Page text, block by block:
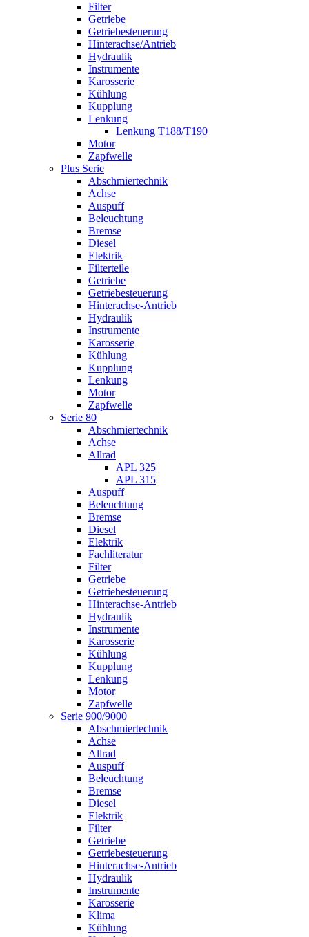
Filter
Getriebe
Getriebesteuerung
Hinterachse/Antrieb
Hydraulik
Instrumente
Karosserie
Kühlung
Kupplung
Lenkung
Lenkung T188/T190
Motor
Zapfwelle
Plus Serie
Abschmiertechnik
Achse
Auspuff
Beleuchtung
Bremse
Diesel
Elektrik
Filterteile
Getriebe
Getriebesteuerung
Hinterachse-Antrieb
Hydraulik
Instrumente
Karosserie
Kühlung
Kupplung
Lenkung
Motor
Zapfwelle
Serie 80
Abschmiertechnik
Achse
Allrad
APL 325
APL 315
Auspuff
Beleuchtung
Bremse
Diesel
Elektrik
Fachliteratur
Filter
Getriebe
Getriebesteuerung
Hinterachse-Antrieb
Hydraulik
Instrumente
Karosserie
Kühlung
Kupplung
Lenkung
Motor
Zapfwelle
Serie 900/9000
Abschmiertechnik
Achse
Allrad
Auspuff
Beleuchtung
Bremse
Diesel
Elektrik
Filter
Getriebe
Getriebesteuerung
Hinterachse-Antrieb
Hydraulik
Instrumente
Karosserie
Klima
Kühlung